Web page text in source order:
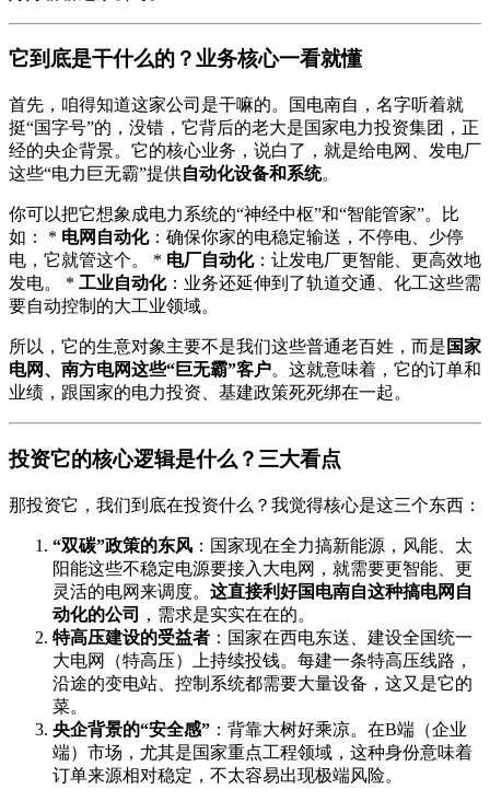
它到底是干什么的？业务核心一看就懂
首先，咱得知道这家公司是干嘛的。国电南自，名字听着就
挺“国字号”的，没错，它背后的老大是国家电力投资集团，正
经的央企背景。它的核心业务，说白了，就是给电网、发电厂
这些“电力巨无霸”提供自动化设备和系统。
你可以把它想象成电力系统的“神经中枢”和“智能管家”。比
如： * 电网自动化：确保你家的电稳定输送，不停电、少停
电，它就管这个。 * 电厂自动化：让发电厂更智能、更高效地
发电。 * 工业自动化：业务还延伸到了轨道交通、化工这些需
要自动控制的大工业领域。
所以，它的生意对象主要不是我们这些普通老百姓，而是 国家
电网、南方电网这些“巨无霸”客户。这就意味着，它的订单和
业绩，跟国家的电力投资、基建政策死死绑在一起。
投资它的核心逻辑是什么？三大看点
那投资它，我们到底在投资什么？我觉得核心是这三个东西：
“双碳”政策的东风 ：国家现在全力搞新能源，风能、太
阳能这些不稳定电源要接入大电网，就需要更智能、更
灵活的电网来调度。 这直接利好国电南自这种搞电网自
动化的公司
，需求是实实在在的。
特高压建设的受益者 ：国家在西电东送、建设全国统一
大电网（特高压）上持续投钱。每建一条特高压线路，
沿途的变电站、控制系统都需要大量设备，这又是它的
菜。
央企背景的“安全感” ：背靠大树好乘凉。在B端（企业
端）市场，尤其是国家重点工程领域，这种身份意味着
订单来源相对稳定，不太容易出现极端风险。